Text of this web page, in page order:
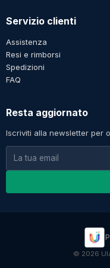
Servizio clienti
Assistenza
Resi e rimborsi
Spedizioni
FAQ
Resta aggiornato
Iscriviti alla newsletter per
© 2026